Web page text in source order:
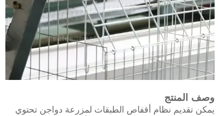
وصف المنتج
يمكن تقديم نظام أقفاص الطبقات لمزرعة دواجن تحتوي